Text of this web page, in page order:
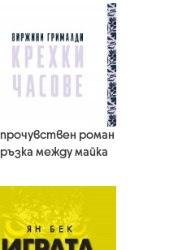
прочувствен роман
между майка